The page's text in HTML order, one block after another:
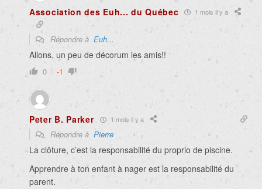
Association des Euh... du Québec 1 mois il y a
Répondre à Euh...
Allons, un peu de décorum les amis!!
0 -1
Peter B. Parker 1 mois il y a
Répondre à Pierre
La clôture, c’est la responsabilité du proprio de piscine.
Apprendre à ton enfant à nager est la responsabilité du
parent.